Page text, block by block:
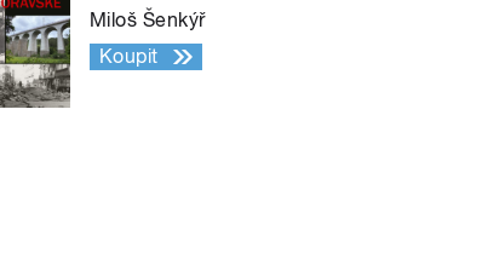
Miloš Šenkýř
Koupit